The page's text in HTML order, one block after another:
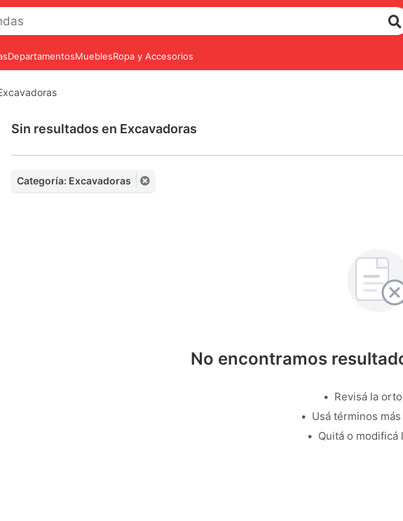
DepartamentosMueblesRopa y Accesorios
Sin resultados en Excavadoras
Categoría: Excavadoras
No encontramos
Revisá la
Usá términos
Quitá o modificá